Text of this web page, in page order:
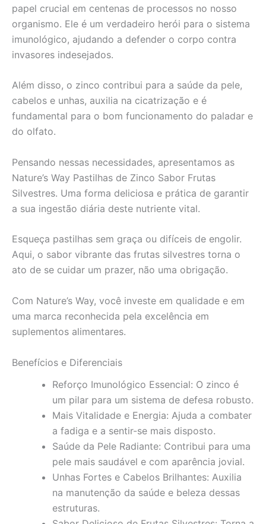
papel crucial em centenas de processos no nosso
organismo. Ele é um verdadeiro herói para o sistema
imunológico, ajudando a defender o corpo contra
invasores indesejados.
Além disso, o zinco contribui para a saúde da pele,
cabelos e unhas, auxilia na cicatrização e é
fundamental para o bom funcionamento do paladar e
do olfato.
Pensando nessas necessidades, apresentamos as
Nature’s Way Pastilhas de Zinco Sabor Frutas
Silvestres. Uma forma deliciosa e prática de garantir
a sua ingestão diária deste nutriente vital.
Esqueça pastilhas sem graça ou difíceis de engolir.
Aqui, o sabor vibrante das frutas silvestres torna o
ato de se cuidar um prazer, não uma obrigação.
Com Nature’s Way, você investe em qualidade e em
uma marca reconhecida pela excelência em
suplementos alimentares.
Benefícios e Diferenciais
Reforço Imunológico Essencial: O zinco é
um pilar para um sistema de defesa robusto.
Mais Vitalidade e Energia: Ajuda a combater
a fadiga e a sentir-se mais disposto.
Saúde da Pele Radiante: Contribui para uma
pele mais saudável e com aparência jovial.
Unhas Fortes e Cabelos Brilhantes: Auxilia
na manutenção da saúde e beleza dessas
estruturas.